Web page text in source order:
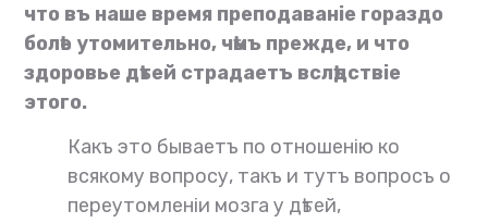
что въ наше время преподаваніе гораздо
болѣе утомительно, чѣмъ прежде, и что
здоровье дѣтей страдаетъ вслѣдствіе
этого.
Какъ это бываетъ по отношенію ко
всякому вопросу, такъ и тутъ вопросъ о
переутомленіи мозга у дѣтей,